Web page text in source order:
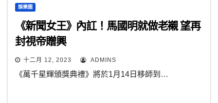
娛樂圈
《新聞女王》內訌！馬國明就做老襯 望再
封視帝贈興
十二月 12, 2023 ADMINS
《萬千星輝頒獎典禮》將於1月14日移師到…